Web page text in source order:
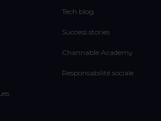
Tech blog
Success stories
Channable Academy
Responsabilité sociale